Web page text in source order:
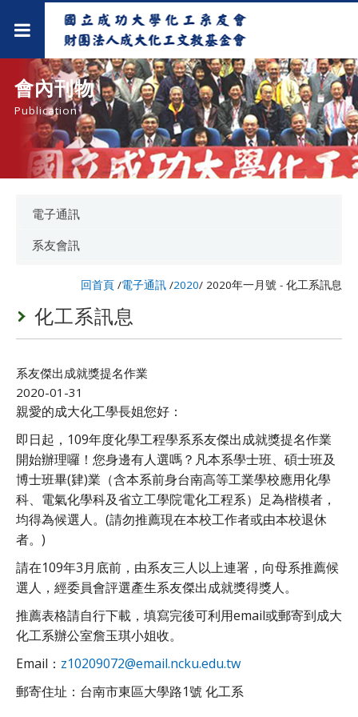
會內刊物
Publication
電子通訊
系友會訊
回首頁 /電子通訊 /2020/ 2020年一月號 - 化工系訊息
化工系訊息
系友傑出成就獎提名作業
2020-01-31
親愛的成大化工學長姐您好：
即日起，109年度化學工程學系系友傑出成就獎提名作業
開始辦理囉！您身邊有人選嗎？凡本系學士班、碩士班及
博士班畢(肄)業（含本系前身台南高等工業學校應用化學
科、電氣化學科及省立工學院電化工程系）足為楷模者，
均得為候選人。(請勿推薦現在本校工作者或由本校退休
者。)
請在109年3月底前，由系友三人以上連署，向母系推薦候
選人，經委員會評選產生系友傑出成就獎得獎人。
推薦表格請自行下載，填寫完後可利用email或郵寄到成大
化工系辦公室詹玉琪小姐收。
Email： z10209072@email.ncku.edu.tw
郵寄住址：台南市東區大學路1號 化工系